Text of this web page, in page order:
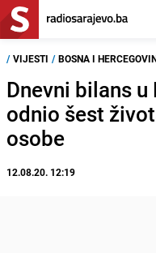
/ VIJESTI / BOSNA I
Dnevni bilans
odnio šest
osobe
12.08.20. 12:19